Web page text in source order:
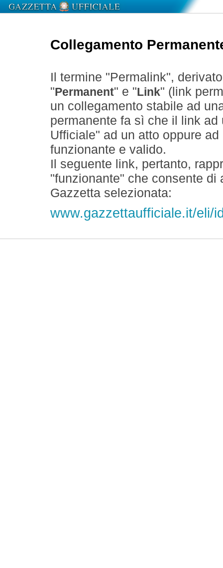
Collegamento
Il termine "Permalink",
" Permanent" e " Link" (link
un collegamento stabile ad
permanente fa sì che il link
Ufficiale" ad un atto oppure
funzionante e valido.
Il seguente link, pertanto,
"funzionante" che consente
Gazzetta selezionata:
www.gazzettaufficiale.it/eli/